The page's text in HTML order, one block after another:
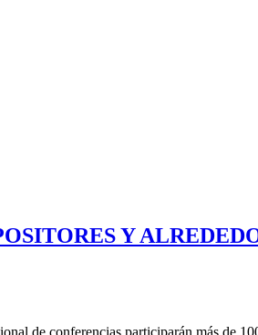
Y
de conferencias participarán más de